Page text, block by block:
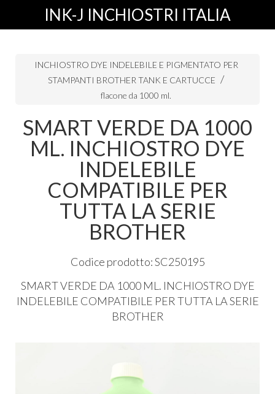
INK-J INCHIOSTRI ITALIA
INCHIOSTRO DYE INDELEBILE E PIGMENTATO PER
STAMPANTI BROTHER TANK E CARTUCCE
flacone da 1000 ml.
SMART VERDE DA 1000
ML. INCHIOSTRO DYE
INDELEBILE
COMPATIBILE PER
TUTTA LA SERIE
BROTHER
Codice prodotto: SC250195
SMARTVERDE DA 1000 ML. INCHIOSTRO DYE
INDELEBILE COMPATIBILE PER TUTTA LASERIE
BROTHER